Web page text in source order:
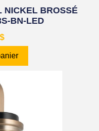
NICKEL BROSSÉ
BN-LED